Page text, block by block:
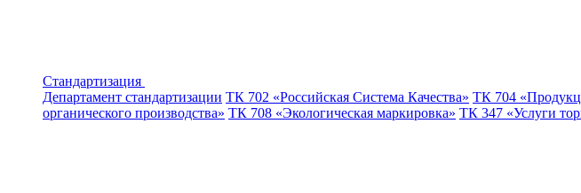
Стандартизация
Департамент стандартизации ТК 702 «Российская Система Качества» ТК 704
органического производства» ТК 708 «Экологическая маркировка» ТК 347 «Услуги